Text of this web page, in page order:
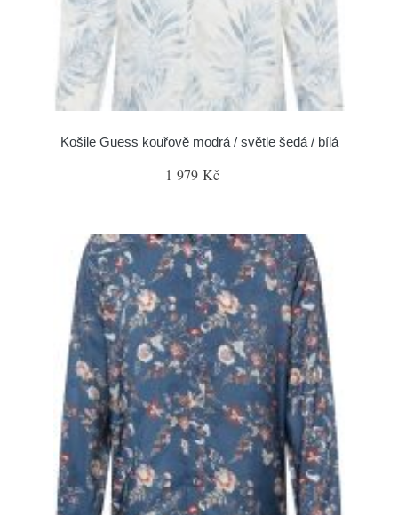
Košile Guess kouřově modrá / světle šedá / bílá
1 979 Kč